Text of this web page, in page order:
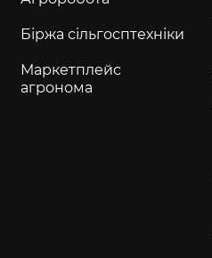
Біржа сільгосптехніки
Маркетплейс
агронома